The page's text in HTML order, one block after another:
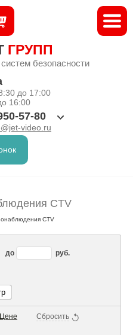
ГРУПП
безопасности
до 17:00
16:00
57-80
video.ru
CTV
CTV
до руб.
Цене Сбросить